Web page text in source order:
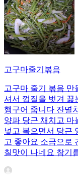
고구마줄기볶음
고구마 줄기 볶음
셔서 껍질을 벗겨 끓
행구어 줍니다 잔멸
양파 당근 채치고 마
넣고 봌으면서 당근
고 좋아요 소금으로
칠맛이 나네요 참기